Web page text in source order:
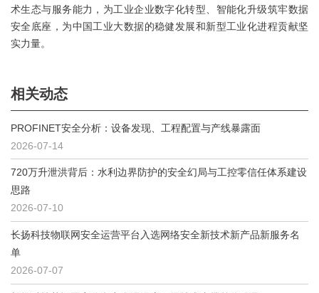
术生态与服务能力，为工业企业数字化转型、智能化升级筑牢数据
安全底座，为中国工业大数据的稳健发展和新型工业化进程贡献坚
实力量。
相关动态
PROFINET安全分析：设备发现、工程配置与产线暴露面
2026-07-14
720万升泄洪背后：水利边界防护的安全幻局与工控零信任体系建设
思路
2026-07-10
长扬科技物联网安全运营平台入选网络安全新技术新产品新服务名
单
2026-07-07